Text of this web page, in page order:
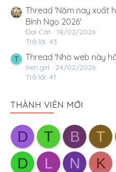
Thread 'Năm nay xuất
Bính Ngọ 2026'
Đại Cát
18/02/2026
Trả lời: 43
T Thread 'Nhờ web này
tien.girl
24/02/2026
Trả lời: 41
THÀNH VIÊN MỚI
D T B T
D
L N K